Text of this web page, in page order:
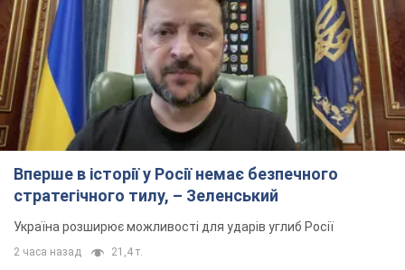
Вперше в історії у Росії немає безпечного
стратегічного тилу, – Зеленський
Україна розширює можливості для ударів углиб Росії
2 часа назад 21,4 т.